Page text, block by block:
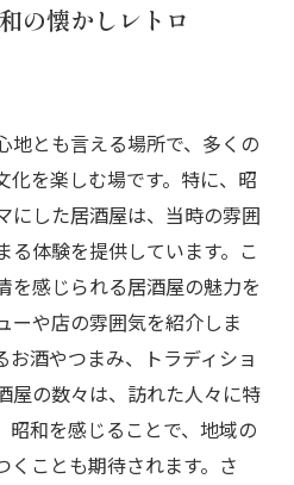
の懐かしレトロ
地とも言える場所で、多くの
化を楽しむ場です。特に、昭
にした居酒屋は、当時の雰囲
る体験を提供しています。こ
を感じられる居酒屋の魅力を
ーや店の雰囲気を紹介しま
お酒やつまみ、トラディショ
屋の数々は、訪れた人々に特
昭和を感じることで、地域の
くことも期待されます。さ